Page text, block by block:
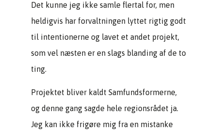
Det kunne jeg ikke samle flertal for, men
heldigvis har forvaltningen lyttet rigtig godt
til intentionerne og lavet et andet projekt,
som vel næsten er en slags blanding af de to
ting.
Projektet bliver kaldt Samfundsformerne,
og denne gang sagde hele regionsrådet ja.
Jeg kan ikke frigøre mig fra en mistanke